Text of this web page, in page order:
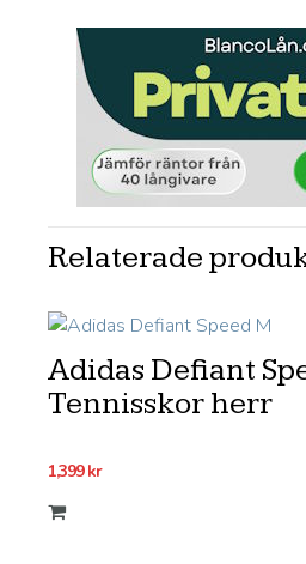
Relaterade
Adidas Defiant
Tennisskor herr
1,399kr